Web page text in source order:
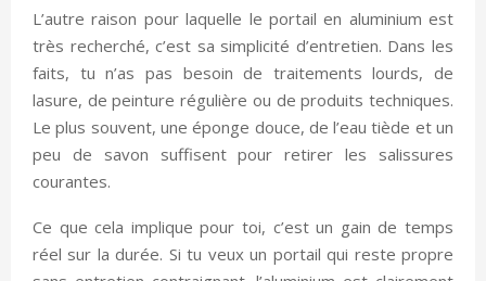
L’autre raison pour laquelle le portail en aluminium est
très recherché, c’est sa simplicité d’entretien. Dans les
faits, tu n’as pas besoin de traitements lourds, de
lasure, de peinture régulière ou de produits techniques.
Le plus souvent, une éponge douce, de l’eau tiède et un
peu de savon suffisent pour retirer les salissures
courantes.
Ce que cela implique pour toi, c’est un gain de temps
réel sur la durée. Si tu veux un portail qui reste propre